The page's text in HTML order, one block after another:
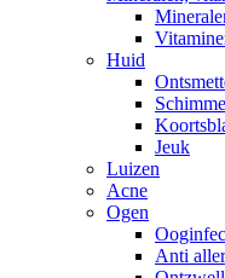
Huid
Jeuk
Luizen
Acne
Ogen
Anti